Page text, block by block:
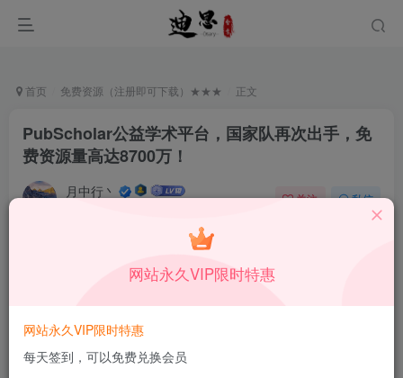
首页 免费资源（注册即可下载）★★★ 正文
PubScholar公益学术平台，国家队再次出手，免
费资源量高达8700万！
月中行丶 关注 私信
用途。如有侵权、不妥之处，请第一时间联系我们删除！
网站永久VIP限时特惠
网站永久VIP限时特惠
每天签到，可以免费兑换会员